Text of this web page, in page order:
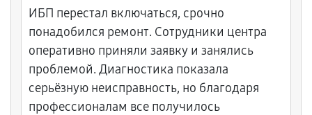
ИБП перестал включаться, срочно
понадобился ремонт. Сотрудники центра
оперативно приняли заявку и занялись
проблемой. Диагностика показала
серьёзную неисправность, но благодаря
профессионалам все получилось